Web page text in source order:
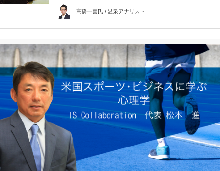
高橋一喜氏 / 温泉アナリスト